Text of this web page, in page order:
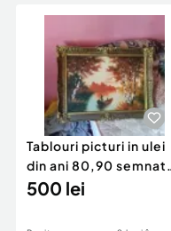
Animale de companie
Afaceri și
Inchiriere Bunuri si
Utilaje agricole si
Piese auto si accesorii
Dacia Duster
Tablouri picturi in ulei
din ani 80,90
de Vasile Cazacu
500 lei